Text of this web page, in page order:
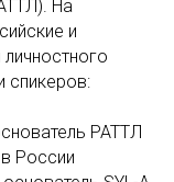
На
и
спикеров:
РАТТЛ
России